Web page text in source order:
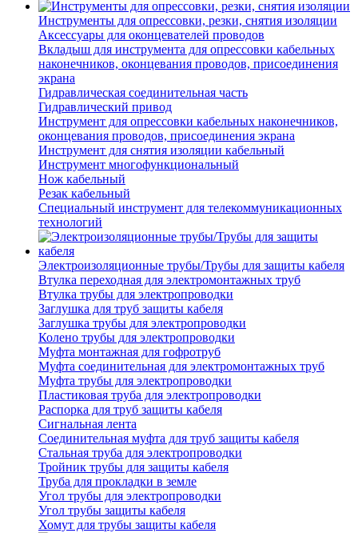
Инструменты для опрессовки, резки, снятия изоляции
Аксессуары для оконцевателей проводов
Вкладыш для инструмента для опрессовки кабельных
наконечников, оконцевания проводов, присоединения
экрана
Гидравлическая соединительная часть
Гидравлический привод
Инструмент для опрессовки кабельных наконечников,
оконцевания проводов, присоединения экрана
Инструмент для снятия изоляции кабельный
Инструмент многофункциональный
Нож кабельный
Резак кабельный
Специальный инструмент для телекоммуникационных
технологий
Электроизоляционные трубы/Трубы для защиты кабеля
Втулка переходная для электромонтажных труб
Втулка трубы для электропроводки
Заглушка для труб защиты кабеля
Заглушка трубы для электропроводки
Колено трубы для электропроводки
Муфта монтажная для гофротруб
Муфта соединительная для электромонтажных труб
Муфта трубы для электропроводки
Пластиковая труба для электропроводки
Распорка для труб защиты кабеля
Сигнальная лента
Соединительная муфта для труб защиты кабеля
Стальная труба для электропроводки
Тройник трубы для защиты кабеля
Труба для прокладки в земле
Угол трубы для электропроводки
Угол трубы защиты кабеля
Хомут для трубы защиты кабеля